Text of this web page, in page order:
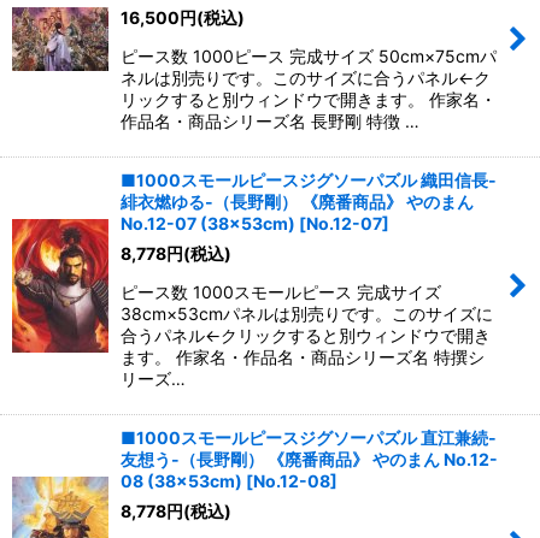
絞り込む
16,500円(税込)
ピース数 1000ピース 完成サイズ 50cm×75cmパ
ネルは別売りです。このサイズに合うパネル←ク
リックすると別ウィンドウで開きます。 作家名・
作品名・商品シリーズ名 長野剛 特徴 …
■1000スモールピースジグソーパズル 織田信長-
緋衣燃ゆる-（長野剛） 《廃番商品》 やのまん
No.12-07 (38×53cm) [No.12-07]
8,778円(税込)
ピース数 1000スモールピース 完成サイズ
38cm×53cmパネルは別売りです。このサイズに
合うパネル←クリックすると別ウィンドウで開き
ます。 作家名・作品名・商品シリーズ名 特撰シ
リーズ…
■1000スモールピースジグソーパズル 直江兼続-
友想う-（長野剛） 《廃番商品》 やのまん No.12-
08 (38×53cm) [No.12-08]
8,778円(税込)